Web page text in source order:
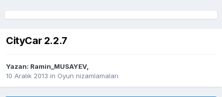
CityCar 2.2.7
Yazan: Ramin_MUSAYEV,
10 Aralık 2013 in Oyun nizamlamaları